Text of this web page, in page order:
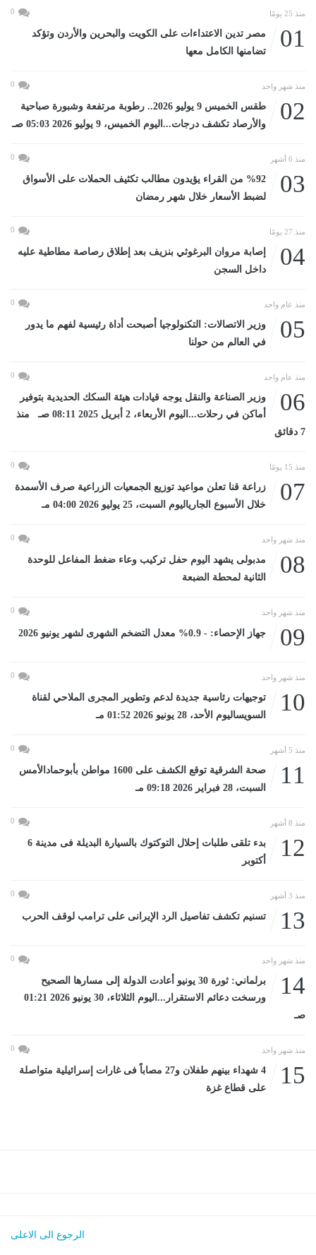
منذ 25 يومًا 0
01
مصر تدين الاعتداءات على الكويت والبحرين والأردن وتؤكد
تضامنها الكامل معها
منذ شهر واحد 0
02
طقس الخميس 9 يوليو 2026.. رطوبة مرتفعة وشبورة صباحية
والأرصاد تكشف درجات...اليوم الخميس، 9 يوليو 2026 05:03 صـ
منذ 6 أشهر 0
03
%92 من القراء يؤيدون مطالب تكثيف الحملات على الأسواق
لضبط الأسعار خلال شهر رمضان
منذ 27 يومًا 0
04
إصابة مروان البرغوثي بنزيف بعد إطلاق رصاصة مطاطية عليه
داخل السجن
منذ عام واحد 0
05
وزير الاتصالات: التكنولوجيا أصبحت أداة رئيسية لفهم ما يدور
في العالم من حولنا
منذ عام واحد 0
06
وزير الصناعة والنقل يوجه قيادات هيئة السكك الحديدية بتوفير
أماكن في رحلات...اليوم الأربعاء، 2 أبريل 2025 08:11 صـ منذ
7 دقائق
منذ 15 يومًا 0
07
زراعة قنا تعلن مواعيد توزيع الجمعيات الزراعية صرف الأسمدة
خلال الأسبوع الجارياليوم السبت، 25 يوليو 2026 04:00 مـ
منذ شهر واحد 0
08
مدبولى يشهد اليوم حفل تركيب وعاء ضغط المفاعل للوحدة
الثانية لمحطة الضبعة
منذ شهر واحد 0
09 جهاز الإحصاء: - 0.9% معدل التضخم الشهرى لشهر يونيو 2026
منذ شهر واحد 0
10
توجيهات رئاسية جديدة لدعم وتطوير المجرى الملاحي لقناة
السويساليوم الأحد، 28 يونيو 2026 01:52 مـ
منذ 5 أشهر 0
11
صحة الشرقية توقع الكشف على 1600 مواطن بأبوحمادالأمس
السبت، 28 فبراير 2026 09:18 مـ
منذ 8 أشهر 0
12
بدء تلقى طلبات إحلال التوكتوك بالسيارة البديلة فى مدينة 6
أكتوبر
منذ 3 أشهر 0
13 تسنيم تكشف تفاصيل الرد الإيرانى على ترامب لوقف الحرب
منذ شهر واحد 0
14
برلماني: ثورة 30 يونيو أعادت الدولة إلى مسارها الصحيح
ورسخت دعائم الاستقرار...اليوم الثلاثاء، 30 يونيو 2026 01:21
صـ
منذ شهر واحد 0
15
4 شهداء بينهم طفلان و27 مصاباً فى غارات إسرائيلية متواصلة
على قطاع غزة
الرجوع الى الاعلى